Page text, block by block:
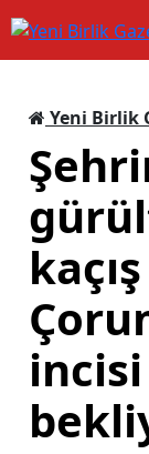
Yeni Birlik